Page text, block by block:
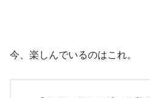
今、楽しんでいるのはこれ。